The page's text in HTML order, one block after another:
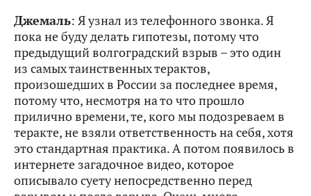
Джемаль: Я узнал из телефонного звонка. Я
пока не буду делать гипотезы, потому что
предыдущий волгоградский взрыв – это один
из самых таинственных терактов,
произошедших в России за последнее время,
потому что, несмотря на то что прошло
прилично времени, те, кого мы подозреваем в
теракте, не взяли ответственность на себя, хотя
это стандартная практика. А потом появилось в
интернете загадочное видео, которое
описывало суету непосредственно перед